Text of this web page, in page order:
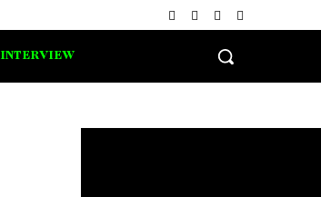
INTERVIEW